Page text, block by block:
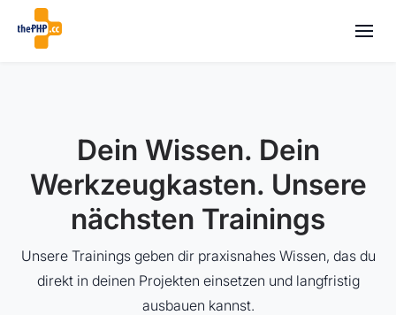
Dein Wissen. Dein
Werkzeugkasten. Unsere
nächsten Trainings
Unsere Trainings geben dir praxisnahes Wissen, das du
direkt in deinen Projekten einsetzen und langfristig
ausbauen kannst.